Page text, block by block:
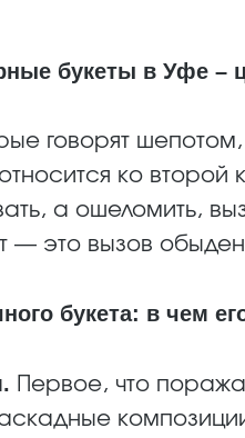
букеты в Уфе –
говорят
ко
а ошеломить,
— это вызов
букета: в чем
Первое, что